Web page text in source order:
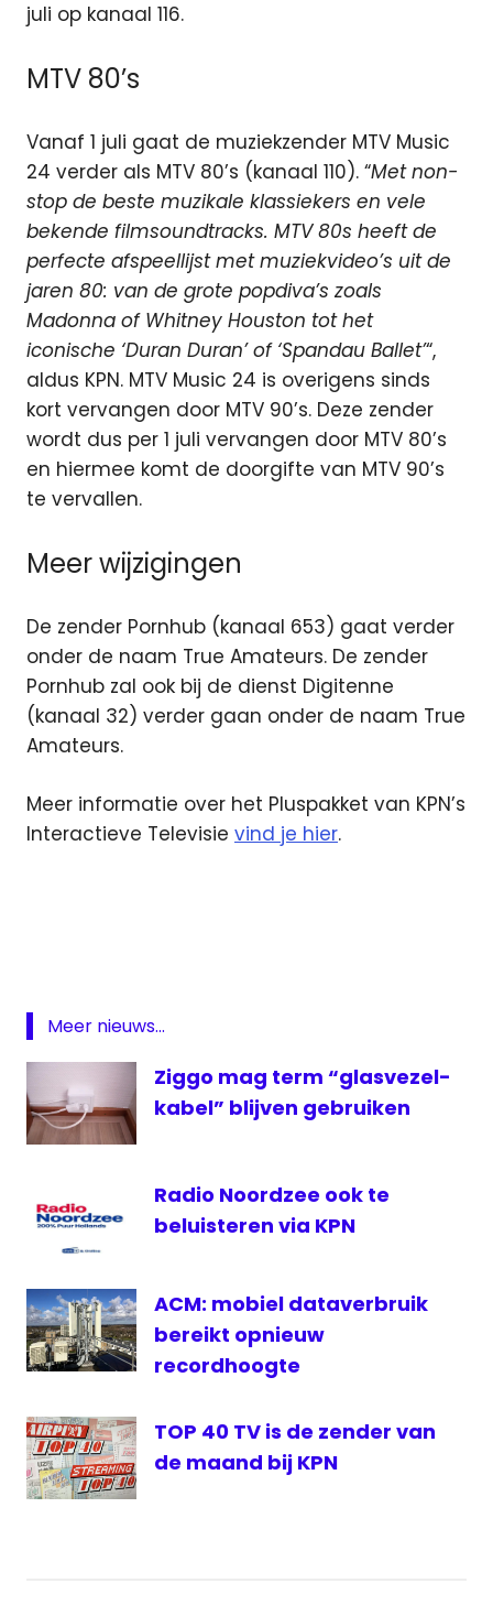
juli op kanaal 116.
MTV 80’s
Vanaf 1 juli gaat de muziekzender MTV Music
24 verder als MTV 80’s (kanaal 110). “Met non-
stop de beste muzikale klassiekers en vele
bekende filmsoundtracks. MTV 80s heeft de
perfecte afspeellijst met muziekvideo’s uit de
jaren 80: van de grote popdiva’s zoals
Madonna of Whitney Houston tot het
iconische ‘Duran Duran’ of ‘Spandau Ballet’“,
aldus KPN. MTV Music 24 is overigens sinds
kort vervangen door MTV 90’s. Deze zender
wordt dus per 1 juli vervangen door MTV 80’s
en hiermee komt de doorgifte van MTV 90’s
te vervallen.
Meer wijzigingen
De zender Pornhub (kanaal 653) gaat verder
onder de naam True Amateurs. De zender
Pornhub zal ook bij de dienst Digitenne
(kanaal 32) verder gaan onder de naam True
Amateurs.
Meer informatie over het Pluspakket van KPN’s
Interactieve Televisie vind je hier.
80's
MTV
Live
Meer nieuws...
Ziggo mag term “glasvezel-
kabel” blijven gebruiken
Radio Noordzee ook te
beluisteren via KPN
ACM: mobiel dataverbruik
bereikt opnieuw
recordhoogte
TOP 40 TV is de zender van
de maand bij KPN